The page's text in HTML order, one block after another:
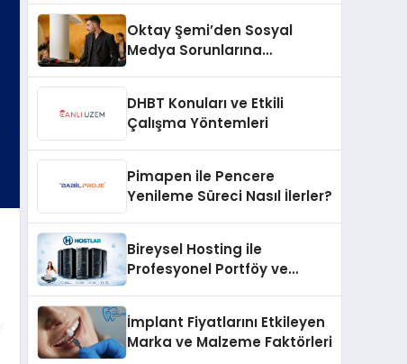
Oktay Şemi’den Sosyal
Medya Sorunlarına
DHBT Konuları ve Etkili
Çalışma Yöntemleri
Pimapen ile Pencere
Yenileme Süreci Nasıl İlerler?
Bireysel Hosting ile
Profesyonel Portföy ve
İmplant Fiyatlarını Etkileyen
Marka ve Malzeme Faktörleri